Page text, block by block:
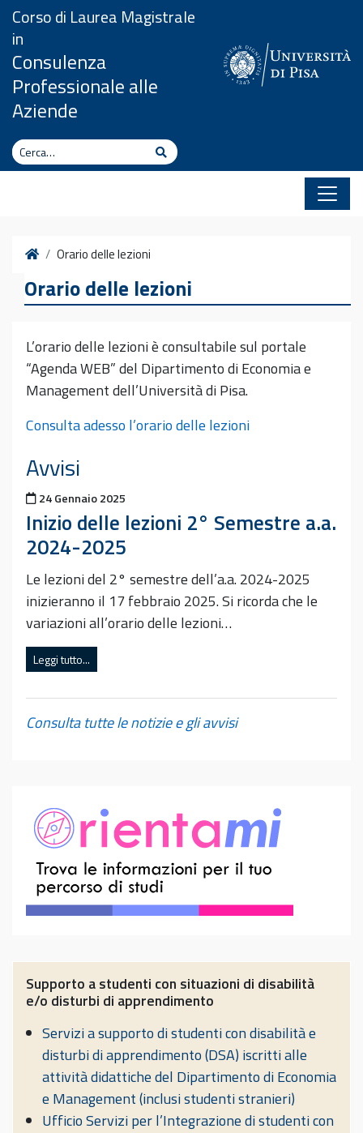
Vai al contenuto
Corso di Laurea Magistrale
in
Consulenza
Professionale alle
Aziende
Cerca Cerca
HomeOrario delle lezioni
Orario delle lezioni
L’orario delle lezioni è consultabile sul portale
“Agenda WEB” del Dipartimento di Economia e
Management dell’Università di Pisa.
Consulta adesso l’orario delle lezioni
Avvisi
Pubblicato il
24 Gennaio 2025
Inizio delle lezioni 2° Semestre a.a.
2024-2025
Le lezioni del 2° semestre dell’a.a. 2024-2025
inizieranno il 17 febbraio 2025. Si ricorda che le
variazioni all’orario delle lezioni…
Leggi tutto...
Consulta tutte le notizie e gli avvisi
Supporto a studenti con situazioni di disabilità
e/o disturbi di apprendimento
Servizi a supporto di studenti con disabilità e
disturbi di apprendimento (DSA) iscritti alle
attività didattiche del Dipartimento di Economia
e Management (inclusi studenti stranieri)
Ufficio Servizi per l’Integrazione di studenti con